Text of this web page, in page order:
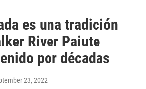
es una tradición
River Paiute
por décadas
23, 2022